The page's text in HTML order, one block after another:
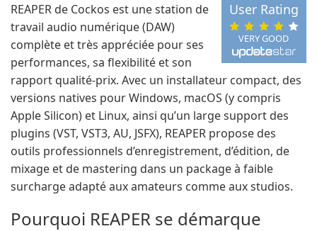
VERY GOOD
User Rating
REAPER de Cockos est une station de
travail audio numérique (DAW)
complète et très appréciée pour ses
performances, sa flexibilité et son
rapport qualité-prix. Avec un installateur compact, des
versions natives pour Windows, macOS (y compris
Apple Silicon) et Linux, ainsi qu’un large support des
plugins (VST, VST3, AU, JSFX), REAPER propose des
outils professionnels d’enregistrement, d’édition, de
mixage et de mastering dans un package à faible
surcharge adapté aux amateurs comme aux studios.
Pourquoi REAPER se démarque